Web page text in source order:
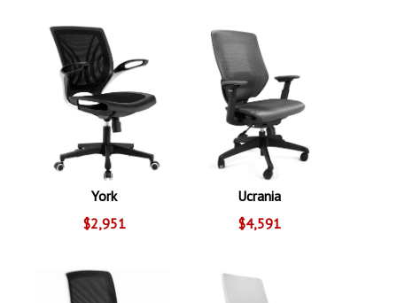
York
$2,951
Ucrania
$4,591